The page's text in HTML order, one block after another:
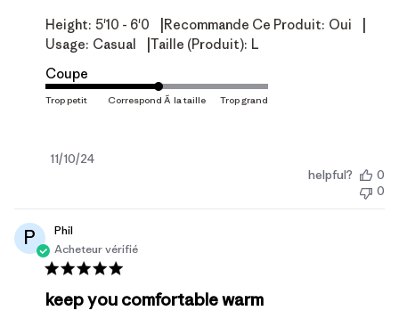
Height: 5'10 - 6'0 Recommande Ce Produit: Oui
Usage: Casual Taille (produit): L
Coupe
Date
11/10/24
helpful?
0
0
P
Phil
Acheteur vérifié
keep you comfortable warm